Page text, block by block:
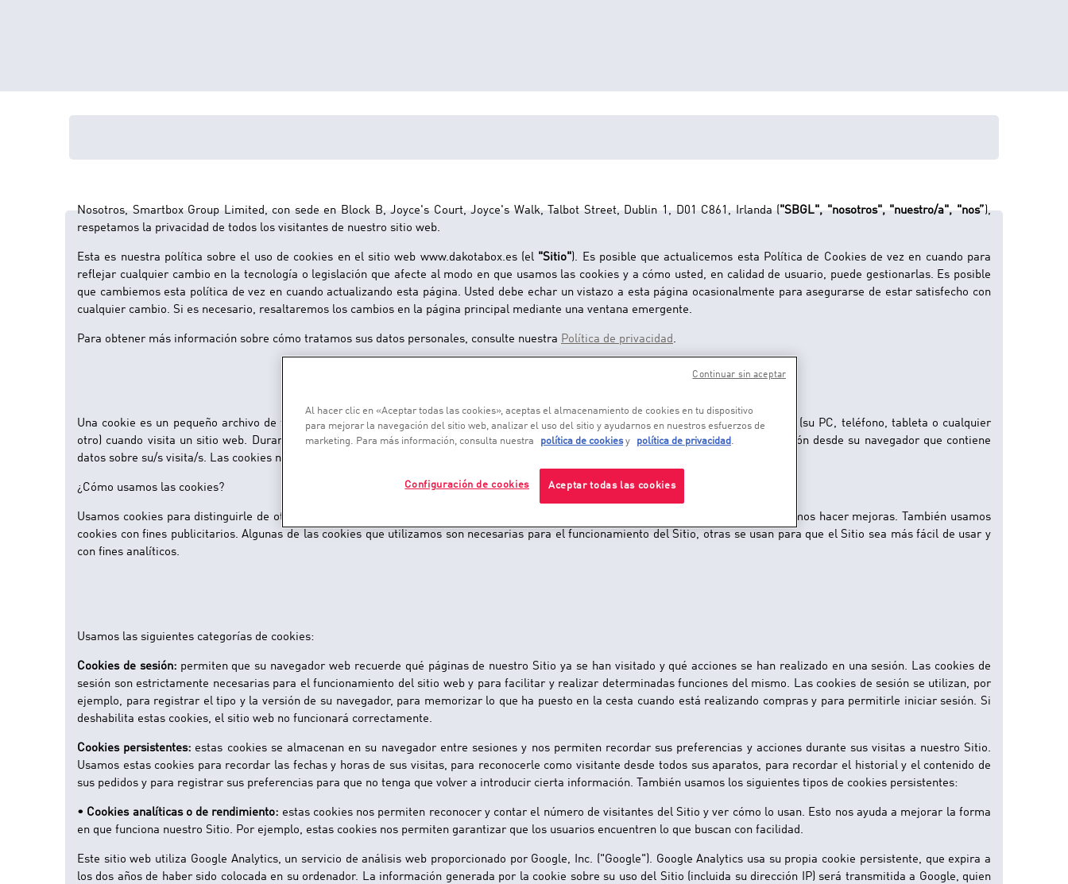
Nosotros, Smartbox Group Limited, con sede en Block B, Joyce's Court, Joyce's Walk, Talbot Street, Dublin 1, D01 C861, Irlanda ("SBGL", "nosotros", "nuestro/a", "nos”),
respetamos la privacidad de todos los visitantes de nuestro sitio web.
Esta es nuestra política sobre el uso de cookies en el sitio web www.dakotabox.es (el "Sitio"). Es posible que actualicemos esta Política de Cookies de vez en cuando para
reflejar cualquier cambio en la tecnología o legislación que afecte al modo en que usamos las cookies y a cómo usted, en calidad de usuario, puede gestionarlas. Es posible
que cambiemos esta política de vez en cuando actualizando esta página. Usted debe echar un vistazo a esta página ocasionalmente para asegurarse de estar satisfecho con
cualquier cambio. Si es necesario, resaltaremos los cambios en la página principal mediante una ventana emergente.
Para obtener más información sobre cómo tratamos sus datos personales, consulte nuestra Política de privacidad .
Una cookie es un pequeño archivo de texto, a menudo encriptado, que se encuentra en su navegador web de su terminal de recepción (su PC, teléfono, tableta o cualquier
otro) cuando visita un sitio web. Durante el transcurso de su visita a dicho sitio web y en visitas posteriores, la cookie envía información desde su navegador que contiene
datos sobre su/s visita/s. Las cookies no dañan su ordenador.
¿Cómo usamos las cookies?
Usamos cookies para distinguirle de otros usuarios del Sitio, para proporcionar una conexión satisfactoria y para saber dónde necesitamos hacer mejoras. También usamos
cookies con fines publicitarios. Algunas de las cookies que utilizamos son necesarias para el funcionamiento del Sitio, otras se usan para que el Sitio sea más fácil de usar y
con fines analíticos.
Usamos las siguientes categorías de cookies:
Cookies de sesión:permiten que su navegador web recuerde qué páginas de nuestro Sitio ya se han visitado y qué acciones se han realizado en una sesión. Las cookies de
sesión son estrictamente necesarias para el funcionamiento del sitio web y para facilitar y realizar determinadas funciones del mismo. Las cookies de sesión se utilizan, por
ejemplo, para registrar el tipo y la versión de su navegador, para memorizar lo que ha puesto en la cesta cuando está realizando compras y para permitirle iniciar sesión. Si
deshabilita estas cookies, el sitio web no funcionará correctamente.
Cookies persistentes: estas cookies se almacenan en su navegador entre sesiones y nos permiten recordar sus preferencias y acciones durante sus visitas a nuestro Sitio.
Usamos estas cookies para recordar las fechas y horas de sus visitas, para reconocerle como visitante desde todos sus aparatos, para recordar el historial y el contenido de
sus pedidos y para registrar sus preferencias para que no tenga que volver a introducir cierta información. También usamos los siguientes tipos de cookies persistentes:
• Cookies analíticas o de rendimiento: estas cookies nos permiten reconocer y contar el número de visitantes del Sitio y ver cómo lo usan. Esto nos ayuda a mejorar la forma
en que funciona nuestro Sitio. Por ejemplo, estas cookies nos permiten garantizar que los usuarios encuentren lo que buscan con facilidad.
Este sitio web utiliza Google Analytics, un servicio de análisis web proporcionado por Google, Inc. ("Google"). Google Analytics usa su propia cookie persistente, que expira a
los dos años de haber sido colocada en su ordenador. La información generada por la cookie sobre su uso del Sitio (incluida su dirección IP) será transmitida a Google, quien
Al hacer clic en «Aceptar todas las cookies», aceptas el almacenamiento de cookies en tu dispositivo
para mejorar la navegación del sitio web, analizar el uso del sitio y ayudarnos en nuestros esfuerzos de
marketing. Para más información, consulta nuestra
política de cookiesy política de privacidad .
Aceptar todas las cookies
Configuración de cookies
Continuar sin aceptar